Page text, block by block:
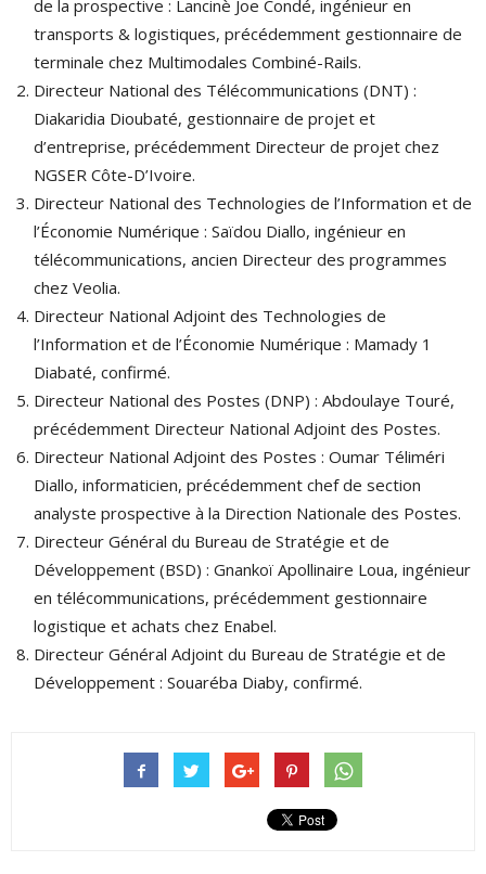
de la prospective : Lancinè Joe Condé, ingénieur en
transports & logistiques, précédemment gestionnaire de
terminale chez Multimodales Combiné-Rails.
Directeur National des Télécommunications (DNT) :
Diakaridia Dioubaté, gestionnaire de projet et
d’entreprise, précédemment Directeur de projet chez
NGSER Côte-D’Ivoire.
Directeur National des Technologies de l’Information et de
l’Économie Numérique : Saïdou Diallo, ingénieur en
télécommunications, ancien Directeur des programmes
chez Veolia.
Directeur National Adjoint des Technologies de
l’Information et de l’Économie Numérique : Mamady 1
Diabaté, confirmé.
Directeur National des Postes (DNP) : Abdoulaye Touré,
précédemment Directeur National Adjoint des Postes.
Directeur National Adjoint des Postes : Oumar Téliméri
Diallo, informaticien, précédemment chef de section
analyste prospective à la Direction Nationale des Postes.
Directeur Général du Bureau de Stratégie et de
Développement (BSD) : Gnankoï Apollinaire Loua, ingénieur
en télécommunications, précédemment gestionnaire
logistique et achats chez Enabel.
Directeur Général Adjoint du Bureau de Stratégie et de
Développement : Souaréba Diaby, confirmé.